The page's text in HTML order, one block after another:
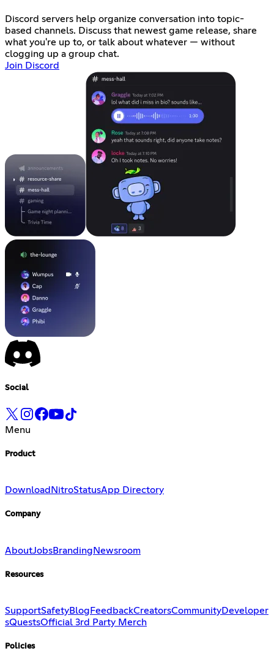
Discord servers help organize conversation into topic-
based channels. Discuss that newest game release, share
what you're up to, or talk about whatever — without
clogging up a group chat.
Join Discord
Social
Menu
Product
Download NitroStatusApp Directory
Company
AboutJobsBranding Newsroom
Resources
SupportSafetyBlog FeedbackCreatorsCommunityDeveloper
sQuestsOfficial 3rd Party Merch
Policies